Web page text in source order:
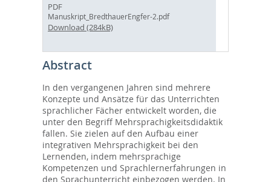
PDF
Manuskript_BredthauerEngfer-2.pdf
Download (284kB)
Abstract
In den vergangenen Jahren sind mehrere
Konzepte und Ansätze für das Unterrichten
sprachlicher Fächer entwickelt worden, die
unter den Begriff Mehrsprachigkeitsdidaktik
fallen. Sie zielen auf den Aufbau einer
integrativen Mehrsprachigkeit bei den
Lernenden, indem mehrsprachige
Kompetenzen und Sprachlernerfahrungen in
den Sprachunterricht einbezogen werden. In